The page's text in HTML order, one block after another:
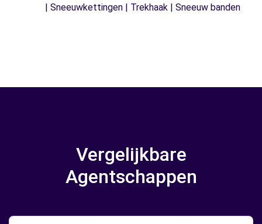
| Sneeuwkettingen | Trekhaak | Sneeuw banden
Vergelijkbare
Agentschappen